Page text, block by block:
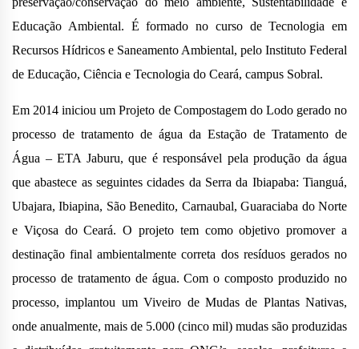
Educação Ambiental. É formado no curso de Tecnologia em
Recursos Hídricos e Saneamento Ambiental, pelo Instituto Federal
de Educação, Ciência e Tecnologia do Ceará, campus Sobral.
Em 2014 iniciou um Projeto de Compostagem do Lodo gerado no
processo de tratamento de água da Estação de Tratamento de
Água – ETA Jaburu, que é responsável pela produção da água
que abastece as seguintes cidades da Serra da Ibiapaba: Tianguá,
Ubajara, Ibiapina, São Benedito, Carnaubal, Guaraciaba do Norte
e Viçosa do Ceará. O projeto tem como objetivo promover a
destinação final ambientalmente correta dos resíduos gerados no
processo de tratamento de água. Com o composto produzido no
processo, implantou um Viveiro de Mudas de Plantas Nativas,
onde anualmente, mais de 5.000 (cinco mil) mudas são produzidas